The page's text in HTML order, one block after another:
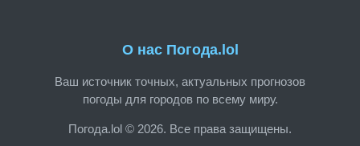
О нас Погода.lol
Ваш источник точных, актуальных прогнозов
погоды для городов по всему миру.
Погода.lol © 2026. Все права защищены.